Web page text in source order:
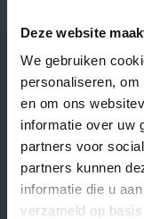
Deze website
We gebruiken
personaliseren,
en om ons
informatie over uw
partners voor
partners kunnen
informatie die u
verzameld op
KvK nummer:
BTW nummer:
Klantenservice
Over Supply Service
Veelgestelde vragen